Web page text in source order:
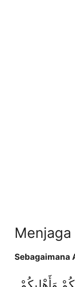
Sebagaimana